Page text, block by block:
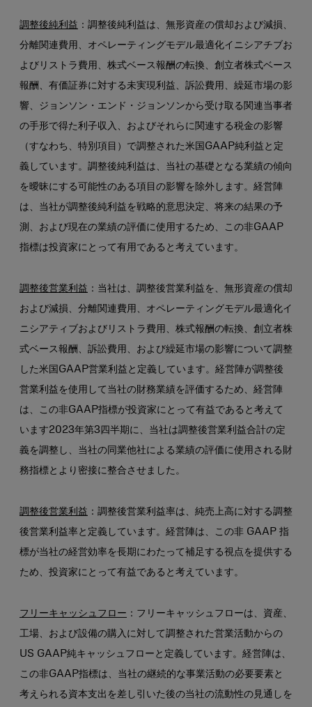
調整後純利益 ：調整後純利益は、無形資産の償却および減損、
分離関連費用、オペレーティングモデル最適化イニシアチブお
よびリストラ費用、株式ベース報酬の転換、創立者株式ベース
報酬、有価証券に対する未実現利益、訴訟費用、繰延市場の影
響、ジョンソン・エンド・ジョンソンから受け取る関連当事者
の手形で得た利子収入、およびそれらに関連する税金の影響
（すなわち、特別項目）で調整された米国GAAP純利益と定
義しています。調整後純利益は、当社の基礎となる業績の傾向
を曖昧にする可能性のある項目の影響を除外します。経営陣
は、当社が調整後純利益を戦略的意思決定、将来の結果の予
測、および現在の業績の評価に使用するため、この非GAAP
指標は投資家にとって有用であると考えています。
調整後営業利益 ：当社は、調整後営業利益を、無形資産の償却
および減損、分離関連費用、オペレーティングモデル最適化イ
ニシアティブおよびリストラ費用、株式報酬の転換、創立者株
式ベース報酬、訴訟費用、および繰延市場の影響について調整
した米国GAAP営業利益と定義しています。経営陣が調整後
営業利益を使用して当社の財務業績を評価するため、経営陣
は、この非GAAP指標が投資家にとって有益であると考えて
います2023年第3四半期に、当社は調整後営業利益合計の定
義を調整し、当社の同業他社による業績の評価に使用される財
務指標とより密接に整合させました。
調整後営業利益 ：調整後営業利益率は、純売上高に対する調整
後営業利益率と定義しています。経営陣は、この非 GAAP 指
標が当社の経営効率を長期にわたって補足する視点を提供する
ため、投資家にとって有益であると考えています。
フリーキャッシュフロー ：フリーキャッシュフローは、資産、
工場、および設備の購入に対して調整された営業活動からの
US GAAP純キャッシュフローと定義しています。経営陣は、
この非GAAP指標は、当社の継続的な事業活動の必要要素と
考えられる資本支出を差し引いた後の当社の流動性の見通しを